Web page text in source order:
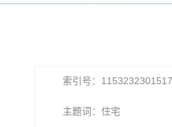
索引号：
主题词：住宅